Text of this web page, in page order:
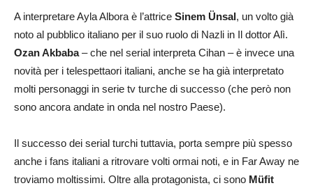
A interpretare Ayla Albora è l’attrice Sinem Ünsal, un volto già
noto al pubblico italiano per il suo ruolo di Nazli in Il dottor Alì.
Ozan Akbaba– che nel serial interpreta Cihan – è invece una
novità per i telespettaori italiani, anche se ha già interpretato
molti personaggi in serie tv turche di successo (che però non
sono ancora andate in onda nel nostro Paese).
Il successo dei serial turchi tuttavia, porta sempre più spesso
anche i fans italiani a ritrovare volti ormai noti, e in Far Away ne
troviamo moltissimi. Oltre alla protagonista, ci sono Müfit